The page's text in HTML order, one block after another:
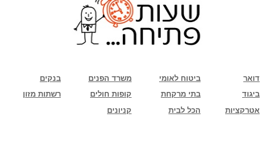
בנקים משרד הפנים ביטוח לאומי
דואר
רשתות מזון
קופות חולים בתי מרקחת
ביגוד
קניונים
הכל לבית אטרקציות